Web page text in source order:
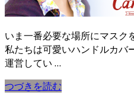
いま一番必要な場所にマスク
私たちは可愛いハンドルカバ
運営してい …
つづきを読む